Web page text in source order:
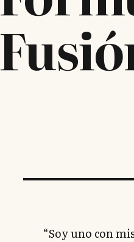
“Soy uno con